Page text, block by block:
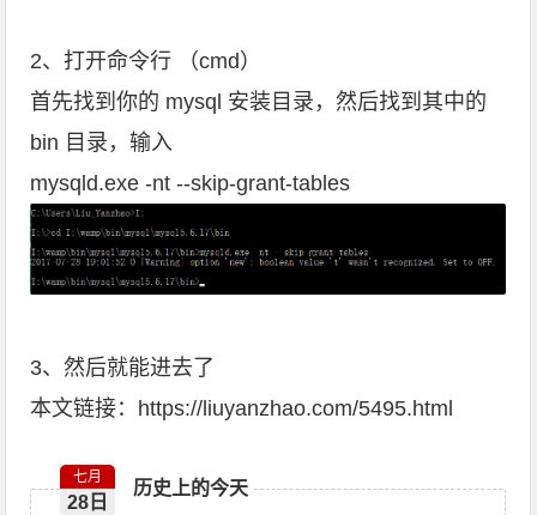
2、打开命令行 （cmd）
首先找到你的 mysql 安装目录，然后找到其中的
bin 目录，输入
mysqld.exe -nt --skip-grant-tables
3、然后就能进去了
本文链接： https://liuyanzhao.com/5495.html
历史上的今天
七月
28日